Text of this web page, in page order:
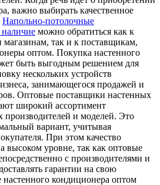
важно выбирать качественное
Напольно-потолочные
можно обратиться как к
так и к поставщикам,
оптом. Покупка настенного
быть выгодным решением для
нескольких устройств
занимающегося продажей и
Оптовые поставщики настенных
широкий ассортимент
производителей и моделей. Это
вариант, учитывая
При этом качество
высоком уровне, так как оптовые
с производителями и
гарантии на свою
кондиционера оптом